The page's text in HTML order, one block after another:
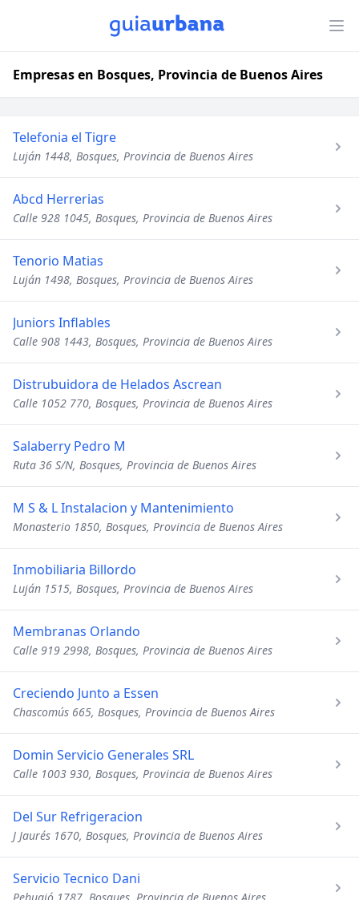
Empresas en Bosques, Provincia de Buenos Aires
Telefonia el Tigre
Luján 1448, Bosques, Provincia de Buenos Aires
Abcd Herrerias
Calle 928 1045, Bosques, Provincia de Buenos Aires
Tenorio Matias
Luján 1498, Bosques, Provincia de Buenos Aires
Juniors Inflables
Calle 908 1443, Bosques, Provincia de Buenos Aires
Distrubuidora de Helados Ascrean
Calle 1052 770, Bosques, Provincia de Buenos Aires
Salaberry Pedro M
Ruta 36 S/N, Bosques, Provincia de Buenos Aires
M S & L Instalacion y Mantenimiento
Monasterio 1850, Bosques, Provincia de Buenos Aires
Inmobiliaria Billordo
Luján 1515, Bosques, Provincia de Buenos Aires
Membranas Orlando
Calle 919 2998, Bosques, Provincia de Buenos Aires
Creciendo Junto a Essen
Chascomús 665, Bosques, Provincia de Buenos Aires
Domin Servicio Generales SRL
Calle 1003 930, Bosques, Provincia de Buenos Aires
Del Sur Refrigeracion
J Jaurés 1670, Bosques, Provincia de Buenos Aires
Servicio Tecnico Dani